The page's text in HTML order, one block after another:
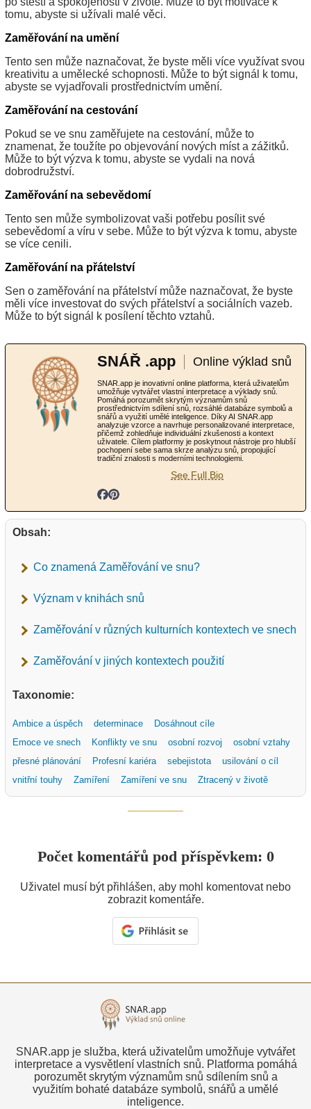
tomu, abyste si užívali malé věci.
Zaměřování na umění
Tento sen může naznačovat, že byste měli více využívat svou
kreativitu a umělecké schopnosti. Může to být signál k tomu,
abyste se vyjadřovali prostřednictvím umění.
Zaměřování na cestování
Pokud se ve snu zaměřujete na cestování, může to
znamenat, že toužíte po objevování nových míst a zážitků.
Může to být výzva k tomu, abyste se vydali na nová
dobrodružství.
Zaměřování na sebevědomí
Tento sen může symbolizovat vaši potřebu posílit své
sebevědomí a víru v sebe. Může to být výzva k tomu, abyste
se více cenili.
Zaměřování na přátelství
Sen o zaměřování na přátelství může naznačovat, že byste
měli více investovat do svých přátelství a sociálních vazeb.
Může to být signál k posílení těchto vztahů.
SNÁŘ .app Online výklad snů
SNAR.app je inovativní online platforma, která uživatelům
umožňuje vytvářet vlastní interpretace a výklady snů.
Pomáhá porozumět skrytým významům snů
prostřednictvím sdílení snů, rozsáhlé databáze symbolů a
snářů a využití umělé inteligence. Díky AI SNAR.app
analyzuje vzorce a navrhuje personalizované interpretace,
přičemž zohledňuje individuální zkušenosti a kontext
uživatele. Cílem platformy je poskytnout nástroje pro hlubší
pochopení sebe sama skrze analýzu snů, propojující
tradiční znalosti s moderními technologiemi.
See Full Bio
Obsah:
Co znamená Zaměřování ve snu?
Význam v knihách snů
Zaměřování v různých kulturních kontextech ve snech
Zaměřování v jiných kontextech použití
Taxonomie:
Ambice a úspěch determinace
Dosáhnout cíle
Emoce ve snech
Konflikty ve snu osobní rozvoj
osobní vztahy
přesné plánování
Profesní kariéra sebejistota
usilování o cíl
vnitřní touhy
Zamíření Zamíření ve snu Ztracený v životě
Počet komentářů pod příspěvkem: 0
Uživatel musí být přihlášen, aby mohl komentovat nebo
zobrazit komentáře.
SNAR.app je služba, která uživatelům umožňuje vytvářet
interpretace a vysvětlení vlastních snů. Platforma pomáhá
porozumět skrytým významům snů sdílením snů a
využitím bohaté databáze symbolů, snářů a umělé
inteligence.